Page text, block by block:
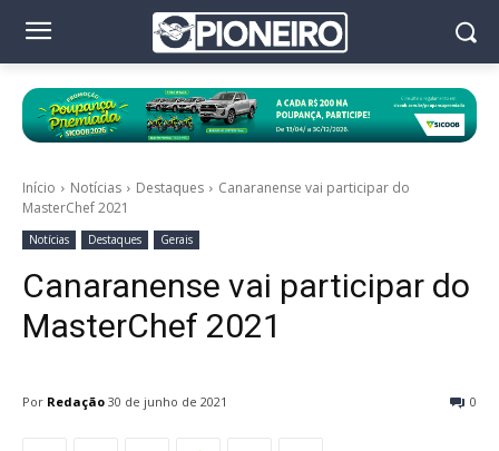
Início Notícias Destaques
Canaranense vai participar do
MasterChef 2021
Notícias Destaques Gerais
Canaranense vai participar do
MasterChef 2021
Por Redação 0
30 de junho de 2021